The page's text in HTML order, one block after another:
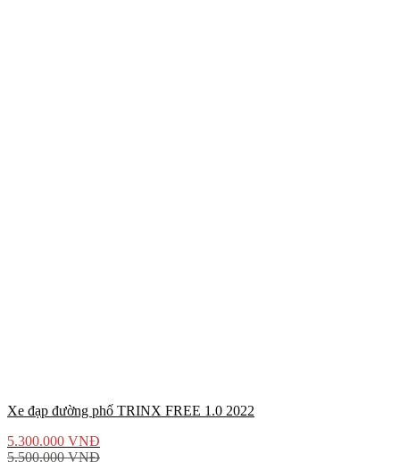
Xe đạp đường phố TRINX FREE 1.0 2022
5.300.000 VNĐ
5.500.000VNĐ